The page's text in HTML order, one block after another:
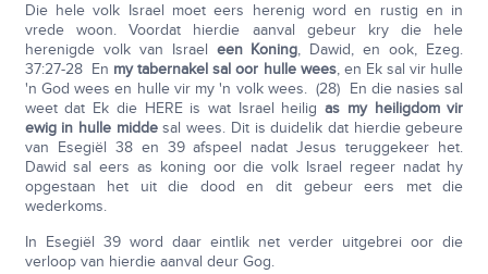
Die hele volk Israel moet eers herenig word en rustig en in
vrede woon. Voordat hierdie aanval gebeur kry die hele
herenigde volk van Israel een Koning, Dawid, en ook, Ezeg.
37:27-28 En my tabernakel sal oor hulle wees, en Ek sal vir hulle
'n God wees en hulle vir my 'n volk wees. (28) En die nasies sal
weet dat Ek die HERE is wat Israel heiligas my heiligdom vir
ewig in hulle middesal wees. Dit is duidelik dat hierdie gebeure
van Esegiël 38 en 39 afspeel nadat Jesus teruggekeer het.
Dawid sal eers as koning oor die volk Israel regeer nadat hy
opgestaan het uit die dood en dit gebeur eers met die
wederkoms.
In Esegiël 39 word daar eintlik net verder uitgebrei oor die
verloop van hierdie aanval deur Gog.